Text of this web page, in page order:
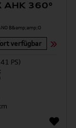
AHK 360°
verfügbar
PS)